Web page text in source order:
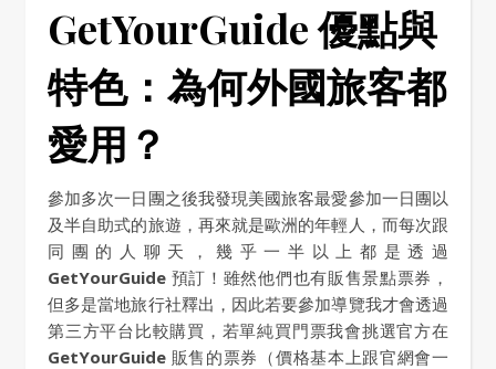
GetYourGuide 優點與
特色：為何外國旅客都
愛用？
參加多次一日團之後我發現美國旅客最愛參加一日團以
及半自助式的旅遊，再來就是歐洲的年輕人，而每次跟
同團的人聊天，幾乎一半以上都是透過
GetYourGuide 預訂！雖然他們也有販售景點票券，
但多是當地旅行社釋出，因此若要參加導覽我才會透過
第三方平台比較購買，若單純買門票我會挑選官方在
GetYourGuide 販售的票券（價格基本上跟官網會一